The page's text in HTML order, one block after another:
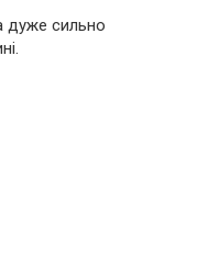
дуже сильно